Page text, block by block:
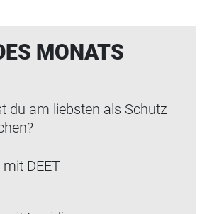
MONATS
du am liebsten als Schutz
DEET